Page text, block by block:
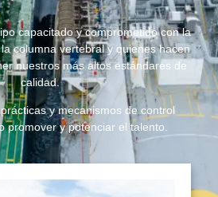
capacitado y comprometido con la
columna vertebral y quienes hacen
nuestros más altos estándares de
calidad.
y mecanismos de control
promover y potenciar el talento.